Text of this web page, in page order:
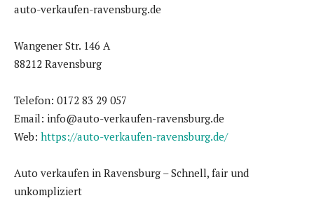
auto-verkaufen-ravensburg.de
Wangener Str. 146 A
88212 Ravensburg
Telefon: 0172 83 29 057
Email: info@auto-verkaufen-ravensburg.de
Web: https://auto-verkaufen-ravensburg.de/
Auto verkaufen in Ravensburg – Schnell, fair und
unkompliziert